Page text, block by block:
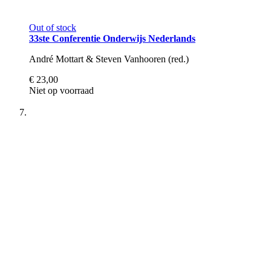
Out of stock
33ste Conferentie Onderwijs Nederlands
André Mottart & Steven Vanhooren (red.)
€ 23,00
Niet op voorraad